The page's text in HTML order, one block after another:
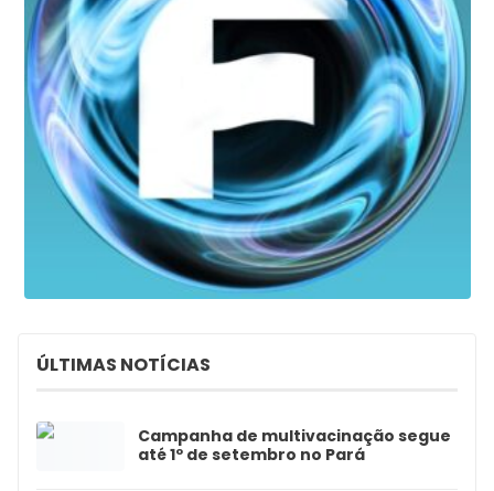
ÚLTIMAS NOTÍCIAS
Campanha de multivacinação segue
até 1º de setembro no Pará